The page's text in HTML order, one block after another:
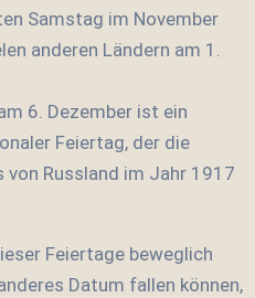
Samstag im November
anderen Ländern am 1.
6. Dezember ist ein
Feiertag, der die
von Russland im Jahr 1917
Feiertage beweglich
Datum fallen können,